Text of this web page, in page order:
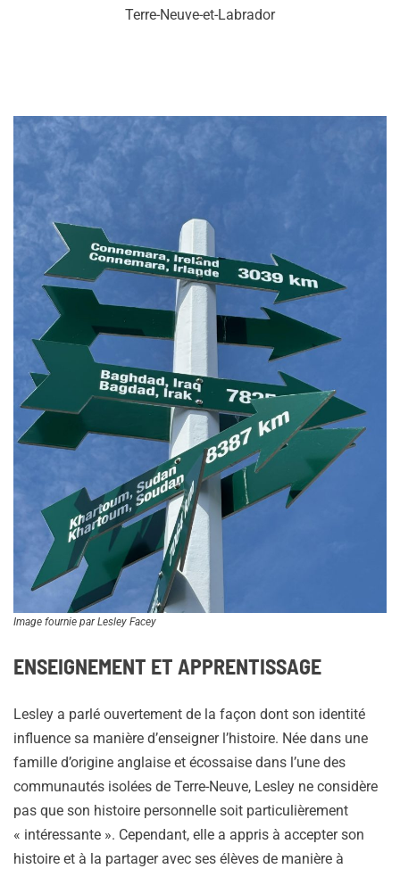
Terre-Neuve-et-Labrador
Image fournie par Lesley Facey
ENSEIGNEMENT ET APPRENTISSAGE
Lesley a parlé ouvertement de la façon dont son identité
influence sa manière d’enseigner l’histoire. Née dans une
famille d’origine anglaise et écossaise dans l’une des
communautés isolées de Terre-Neuve, Lesley ne considère
pas que son histoire personnelle soit particulièrement
« intéressante ». Cependant, elle a appris à accepter son
histoire et à la partager avec ses élèves de manière à